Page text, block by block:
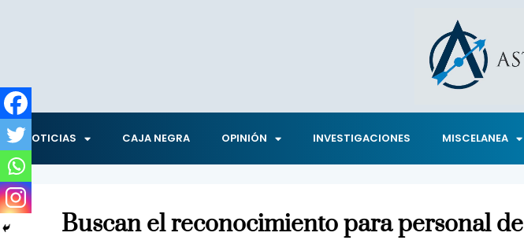
NOTICIAS CAJA NEGRA OPINIÓN INVESTIGACIONES MISCELANEA
Buscan el reconocimiento para personal de